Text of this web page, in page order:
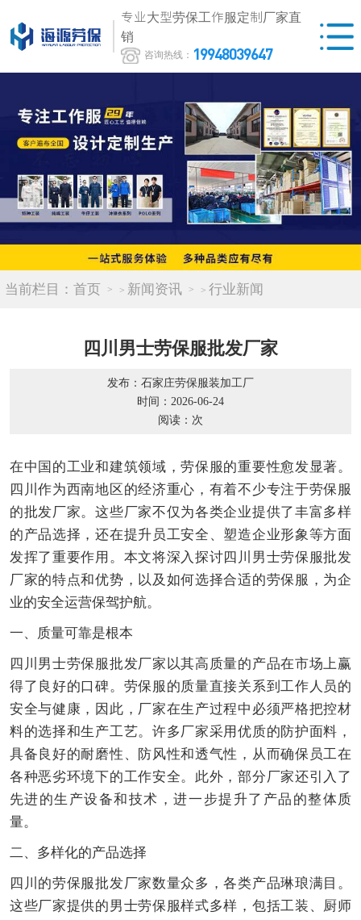
专业大型劳保工作服定制厂家直
销
咨询热线： 19948039647
当前栏目： 首页 > 新闻资讯 > 行业新闻
四川男士劳保服批发厂家
发布：石家庄劳保服装加工厂
时间：2026-06-24
阅读： 次
在中国的工业和建筑领域，劳保服的重要性愈发显著。
四川作为西南地区的经济重心，有着不少专注于劳保服
的批发厂家。这些厂家不仅为各类企业提供了丰富多样
的产品选择，还在提升员工安全、塑造企业形象等方面
发挥了重要作用。本文将深入探讨四川男士劳保服批发
厂家的特点和优势，以及如何选择合适的劳保服，为企
业的安全运营保驾护航。
一、质量可靠是根本
四川男士劳保服批发厂家以其高质量的产品在市场上赢
得了良好的口碑。劳保服的质量直接关系到工作人员的
安全与健康，因此，厂家在生产过程中必须严格把控材
料的选择和生产工艺。许多厂家采用优质的防护面料，
具备良好的耐磨性、防风性和透气性，从而确保员工在
各种恶劣环境下的工作安全。此外，部分厂家还引入了
先进的生产设备和技术，进一步提升了产品的整体质
量。
二、多样化的产品选择
四川的劳保服批发厂家数量众多，各类产品琳琅满目。
这些厂家提供的男士劳保服样式多样，包括工装、厨师